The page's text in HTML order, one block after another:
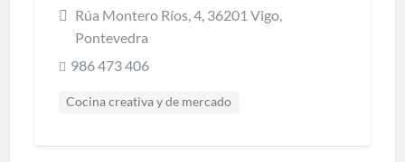
Rúa Montero Ríos, 4, 36201 Vigo,
Pontevedra
986 473 406
Cocina creativa y de mercado